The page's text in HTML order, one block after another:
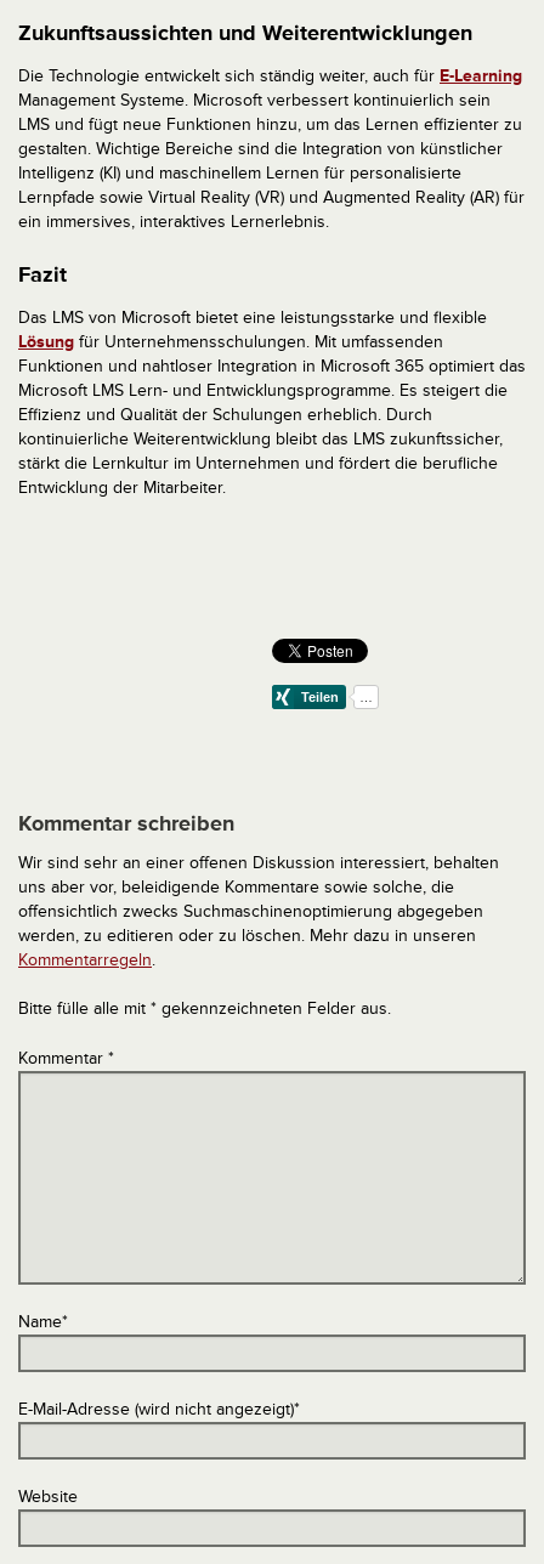
Zukunftsaussichten und Weiterentwicklungen
Die Technologie entwickelt sich ständig weiter, auch für E-Learning
Management Systeme. Microsoft verbessert kontinuierlich sein
LMS und fügt neue Funktionen hinzu, um das Lernen effizienter zu
gestalten. Wichtige Bereiche sind die Integration von künstlicher
Intelligenz (KI) und maschinellem Lernen für personalisierte
Lernpfade sowie Virtual Reality (VR) und Augmented Reality (AR) für
ein immersives, interaktives Lernerlebnis.
Fazit
Das LMS von Microsoft bietet eine leistungsstarke und flexible
Lösung für Unternehmensschulungen. Mit umfassenden
Funktionen und nahtloser Integration in Microsoft 365 optimiert das
Microsoft LMS Lern- und Entwicklungsprogramme. Es steigert die
Effizienz und Qualität der Schulungen erheblich. Durch
kontinuierliche Weiterentwicklung bleibt das LMS zukunftssicher,
stärkt die Lernkultur im Unternehmen und fördert die berufliche
Entwicklung der Mitarbeiter.
Kommentar schreiben
Wir sind sehr an einer offenen Diskussion interessiert, behalten
uns aber vor, beleidigende Kommentare sowie solche, die
offensichtlich zwecks Suchmaschinenoptimierung abgegeben
werden, zu editieren oder zu löschen. Mehr dazu in unseren
Kommentarregeln.
Bitte fülle alle mit * gekennzeichneten Felder aus.
Kommentar *
Name*
E-Mail-Adresse (wird nicht angezeigt)*
Website